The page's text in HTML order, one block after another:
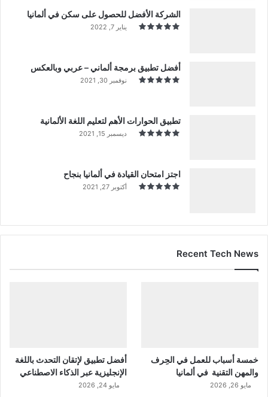
الشركة الأفضل للحصول على سكن في ألمانيا
يناير 7, 2022
أفضل تطبيق برمجة ألماني – عربي وبالعكس
نوفمبر 30, 2021
تطبيق الحوارات الأهم لتعليم اللغة الألمانية
ديسمبر 15, 2021
اجتز امتحان القيادة في ألمانيا بنجاح
أكتوبر 27, 2021
Recent Tech News
خمسة أسباب للعمل في الحِرف
والمهن التقنية في ألمانيا
مايو 26, 2026
أفضل تطبيق لإتقان التحدث باللغة
الإنجليزية عبر الذكاء الاصطناعي
مايو 24, 2026